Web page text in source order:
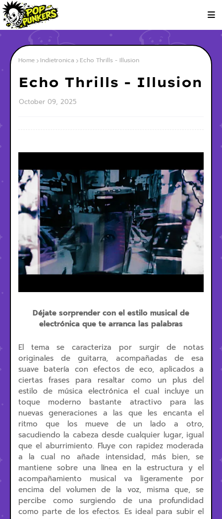
Home Indietronica Echo Thrills - Illusion
Echo Thrills - Illusion
October 09, 2025
Déjate sorprender con el estilo musical de
electrónica que te arranca las palabras
El tema se caracteriza por surgir de notas
originales de guitarra, acompañadas de esa
suave batería con efectos de eco, aplicados a
ciertas frases para resaltar como un plus del
estilo de música electrónica el cual incluye un
toque moderno bastante atractivo para las
nuevas generaciones a las que les encanta el
ritmo que los mueve de un lado a otro,
sacudiendo la cabeza desde cualquier lugar, igual
que el aburrimiento. Fluye con rapidez moderada
a la cual no añade intensidad, más bien, se
mantiene sobre una línea en la estructura y el
acompañamiento musical va ligeramente por
encima del volumen de la voz, misma que, se
percibe como surgiendo de una profundidad
como parte de los efectos. Es ideal para subir el